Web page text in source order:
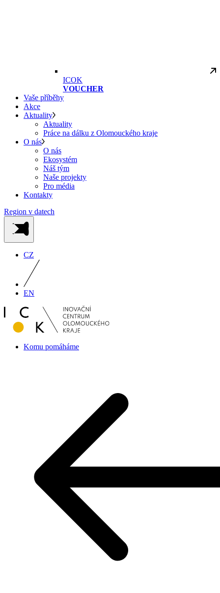
ICOK
VOUCHER
Vaše příběhy
Akce
Aktuality
Aktuality
Práce na dálku z Olomouckého kraje
O nás
O nás
Ekosystém
Náš tým
Naše projekty
Pro média
Kontakty
Region v datech
CZ
EN
Komu pomáháme